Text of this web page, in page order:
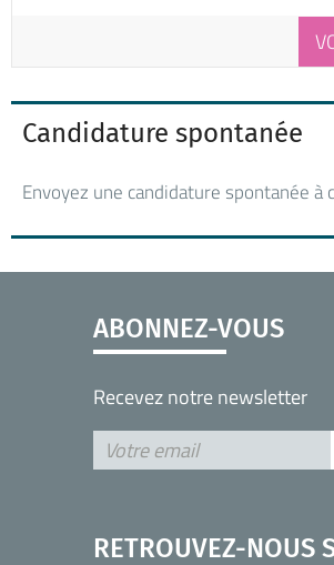
Candidature spontanée
Envoyez une candidature spontanée à
ABONNEZ-VOUS
Recevez notre newsletter
RETROUVEZ-NOUS